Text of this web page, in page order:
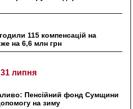
115 компенсацій на
на 6,6 млн грн
31 липня
Пенсійний фонд Сумщини
на зиму